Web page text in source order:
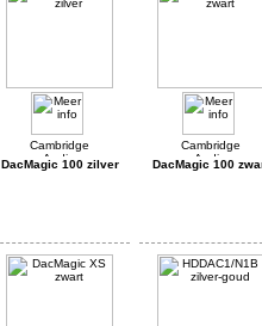
DacMagic 100 zilver DacMagic 100